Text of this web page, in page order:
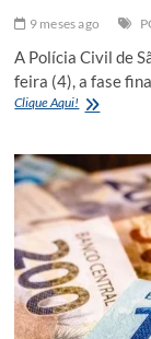
9 meses ago
A Polícia Civil de
feira (4), a fase
Clique Aqui! Polícia
final
da
Operação
“Mobile
Strike”
contra
quadrilha
de